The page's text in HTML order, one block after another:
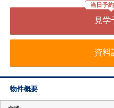
当日予
見学
資料
物件概要